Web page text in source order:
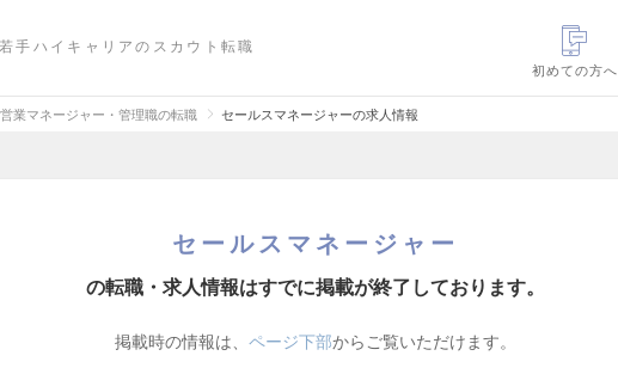
若手ハイキャリアのスカウト転職
初めての方へ
営業マネージャー・管理職の転職 セールスマネージャーの求人情報
セールスマネージャー
の転職・求人情報はすでに掲載が終了しております。
掲載時の情報は、 ページ下部からご覧いただけます。